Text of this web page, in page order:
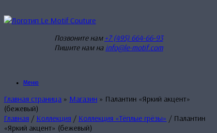
к
Позвоните нам +7 (495) 664-66-93
Пишите нам на info@le-motif.com
Меню
Главная страница » Магазин » Палантин «Яркий акцент»
(бежевый)
Главная / Коллекция / Коллекция «Тёплые грёзы» / Палантин
«Яркий акцент» (бежевый)